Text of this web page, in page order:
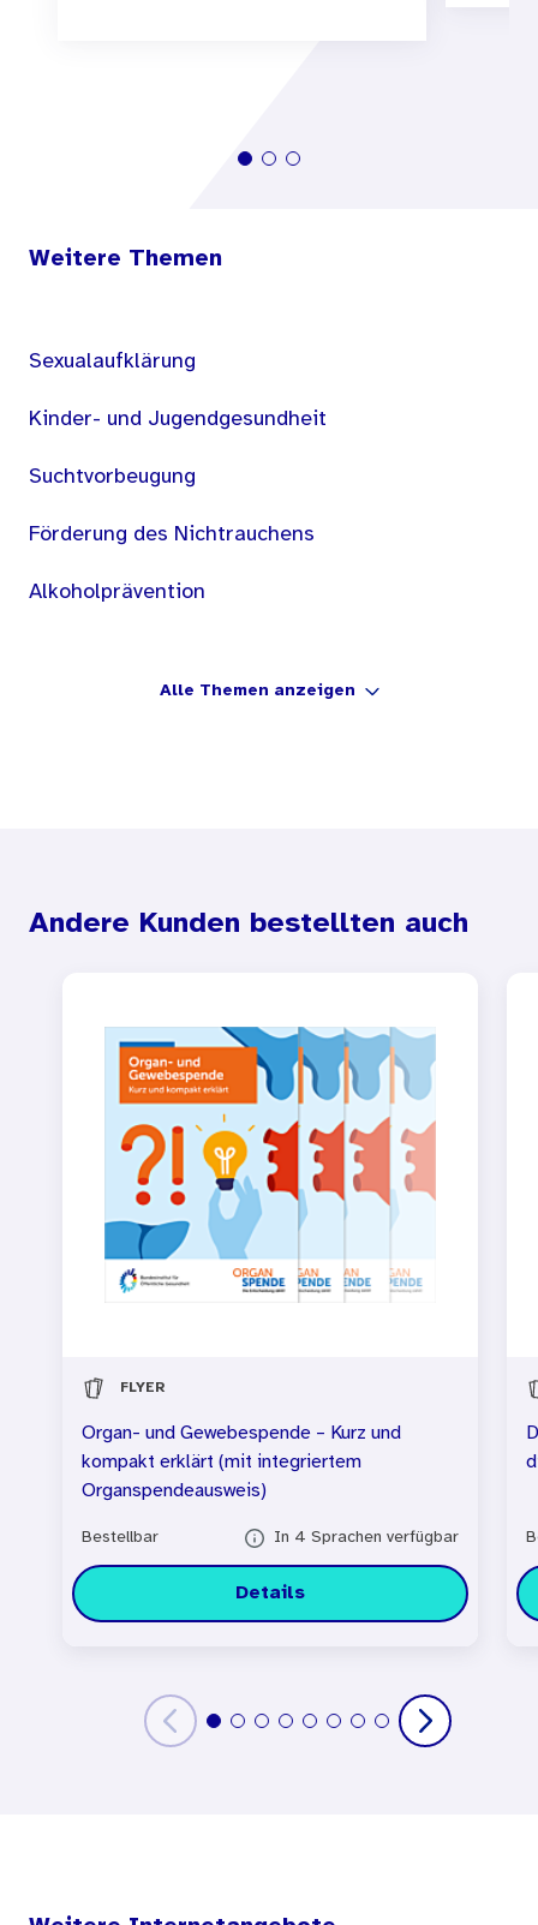
Weitere Themen
Sexualaufklärung
Kinder- und Jugendgesundheit
Suchtvorbeugung
Förderung des Nichtrauchens
Alkoholprävention
Alle Themen anzeigen
Andere Kunden bestellten auch
FLYER
Organ- und Gewebespende – Kurz und
kompakt erklärt (mit integriertem
Organspendeausweis)
Bestellbar In 4 Sprachen verfügbar
Details